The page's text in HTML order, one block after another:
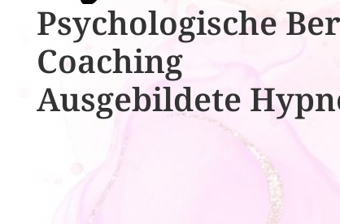
Psychologische
Coaching
Ausgebildete​